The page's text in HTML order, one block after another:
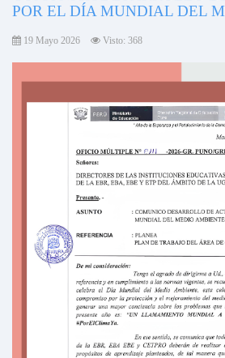
POR EL DÍA MUNDIAL DEL
19 Mayo 2026 Visto: 368